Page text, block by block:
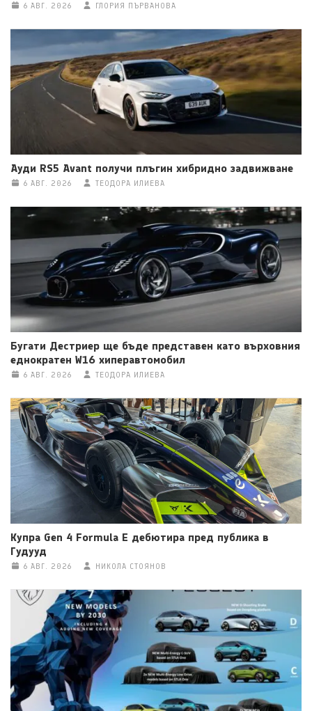
6 АВГ. 2026 ГЛОРИЯ ПЪРВАНОВА
Ауди RS5 Avant получи плъгин хибридно задвижване
6 АВГ. 2026 ТЕОДОРА ИЛИЕВА
Бугати Дестриер ще бъде представен като върховния
еднократен W16 хиперавтомобил
6 АВГ. 2026 ТЕОДОРА ИЛИЕВА
Купра Gen 4 Formula E дебютира пред публика в
Гудууд
6 АВГ. 2026 НИКОЛА СТОЯНОВ